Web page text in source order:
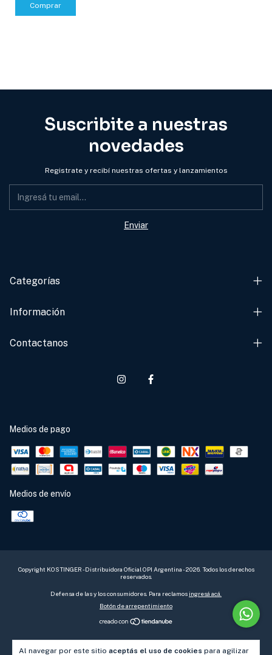
Al navegar por este sitio aceptás el uso de cookies para agilizar
Comprar
Suscribite a nuestras
novedades
Registrate y recibí nuestras ofertas y lanzamientos
Categorías
Información
Contactanos
Medios de pago
Medios de envío
Copyright KOSTINGER - Distribuidora Oficial OPI Argentina - 2026. Todos los derechos
reservados.
Defensa de las y los consumidores. Para reclamos ingresá acá.
Botón de arrepentimiento